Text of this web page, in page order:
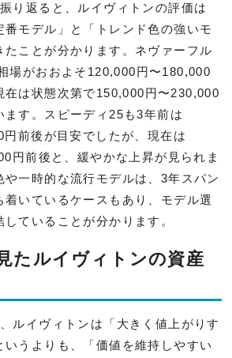
り返ると、ルイヴィトンの評価は
番モデル」と「トレンド色の強いモ
たことが分かります。ネヴァーフル
場がおおよそ120,000円〜180,000
在は状態次第で150,000円〜230,000
ます。スピーディ25も3年前は
前後が目安でしたが、現在は
円前後と、緩やかな上昇が見られま
や一時的な流行モデルは、3年スパン
着いているケースもあり、モデル選
ていることが分かります。
たルイヴィトンの資産
ルイヴィトンは「大きく値上がりす
いうよりも、「価値を維持しやすい